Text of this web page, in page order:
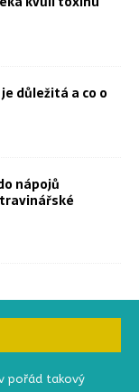
důležitá a co o
nápojů
pořád takový